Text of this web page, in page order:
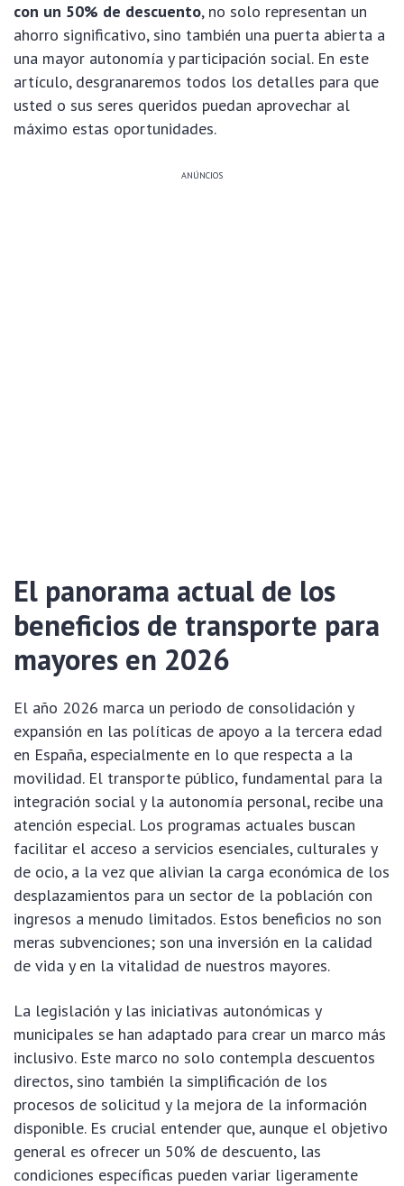
con un 50% de descuento, no solo representan un
ahorro significativo, sino también una puerta abierta a
una mayor autonomía y participación social. En este
artículo, desgranaremos todos los detalles para que
usted o sus seres queridos puedan aprovechar al
máximo estas oportunidades.
ANÚNCIOS
El panorama actual de los
beneficios de transporte para
mayores en 2026
El año 2026 marca un periodo de consolidación y
expansión en las políticas de apoyo a la tercera edad
en España, especialmente en lo que respecta a la
movilidad. El transporte público, fundamental para la
integración social y la autonomía personal, recibe una
atención especial. Los programas actuales buscan
facilitar el acceso a servicios esenciales, culturales y
de ocio, a la vez que alivian la carga económica de los
desplazamientos para un sector de la población con
ingresos a menudo limitados. Estos beneficios no son
meras subvenciones; son una inversión en la calidad
de vida y en la vitalidad de nuestros mayores.
La legislación y las iniciativas autonómicas y
municipales se han adaptado para crear un marco más
inclusivo. Este marco no solo contempla descuentos
directos, sino también la simplificación de los
procesos de solicitud y la mejora de la información
disponible. Es crucial entender que, aunque el objetivo
general es ofrecer un 50% de descuento, las
condiciones específicas pueden variar ligeramente